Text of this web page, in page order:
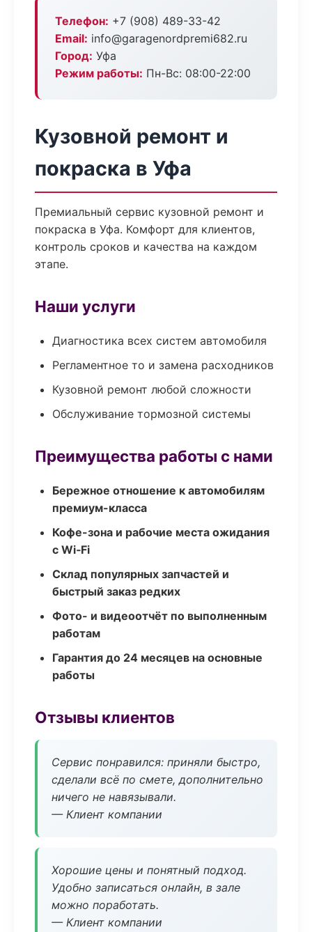
Телефон: +7 (908) 489-33-42
Email: info@garagenordpremi682.ru
Город: Уфа
Режим работы: Пн-Вс: 08:00-22:00
Кузовной ремонт и
покраска в Уфа
Премиальный сервис кузовной ремонт и
покраска в Уфа. Комфорт для клиентов,
контроль сроков и качества на каждом
этапе.
Наши услуги
Диагностика всех систем автомобиля
Регламентное то и замена расходников
Кузовной ремонт любой сложности
Обслуживание тормозной системы
Преимущества работы с нами
Бережное отношение к автомобилям
премиум-класса
Кофе-зона и рабочие места ожидания
с Wi‑Fi
Склад популярных запчастей и
быстрый заказ редких
Фото- и видеоотчёт по выполненным
работам
Гарантия до 24 месяцев на основные
работы
Отзывы клиентов
Сервис понравился: приняли быстро,
сделали всё по смете, дополнительно
ничего не навязывали.
— Клиент компании
Хорошие цены и понятный подход.
Удобно записаться онлайн, в зале
можно поработать.
— Клиент компании